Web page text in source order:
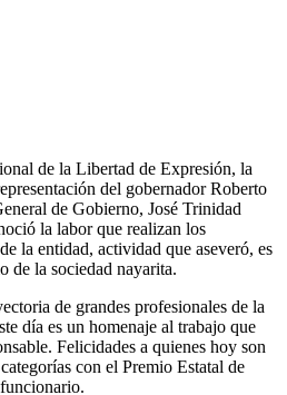
de la Libertad de Expresión, la
del gobernador Roberto
de Gobierno, José Trinidad
la labor que realizan los
la entidad, actividad que aseveró, es
de la sociedad nayarita.
de grandes profesionales de la
día es un homenaje al trabajo que
Felicidades a quienes hoy son
con el Premio Estatal de